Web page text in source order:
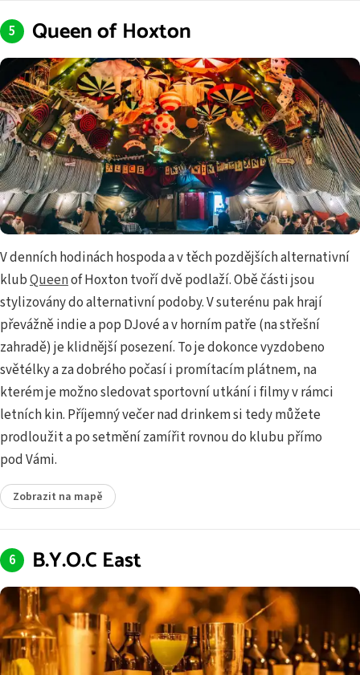
Queen of Hoxton
V denních hodinách hospoda a v těch pozdějších alternativní
klubQueenof Hoxton tvoří dvě podlaží. Obě části jsou
stylizovány do alternativní podoby. V suterénu pak hrají
převážně indie a pop DJové a v horním patře (na střešní
zahradě) je klidnější posezení. To je dokonce vyzdobeno
světélky a za dobrého počasí i promítacím plátnem, na
kterém je možno sledovat sportovní utkání i filmy v rámci
letních kin. Příjemný večer nad drinkem si tedy můžete
prodloužit a po setmění zamířit rovnou do klubu přímo
pod Vámi.
Zobrazit na mapě
B.Y.O.C East